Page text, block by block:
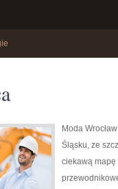
Moda
Śląsku, ze
ciekawą mapę